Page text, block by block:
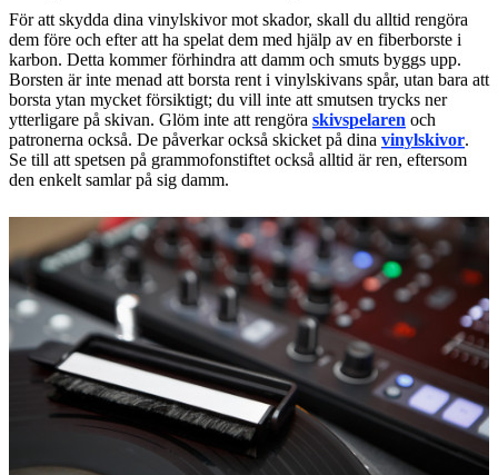
För att skydda dina vinylskivor mot skador, skall du alltid rengöra
dem före och efter att ha spelat dem med hjälp av en fiberborste i
karbon. Detta kommer förhindra att damm och smuts byggs upp.
Borsten är inte menad att borsta rent i vinylskivans spår, utan bara att
borsta ytan mycket försiktigt; du vill inte att smutsen trycks ner
ytterligare på skivan. Glöm inte att rengöra skivspelaren och
patronerna också. De påverkar också skicket på dina vinylskivor.
Se till att spetsen på grammofonstiftet också alltid är ren, eftersom
den enkelt samlar på sig damm.